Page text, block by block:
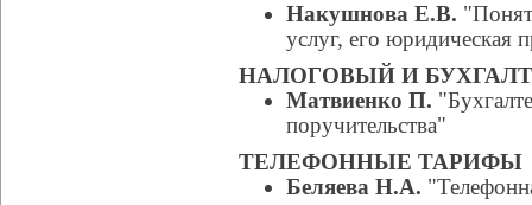
Накушнова Е.В.
услуг, его юридическая
НАЛОГОВЫЙ И
Матвиенко П.
поручительства"
ТЕЛЕФОННЫЕ ТАРИФЫ
Беляева Н.А.